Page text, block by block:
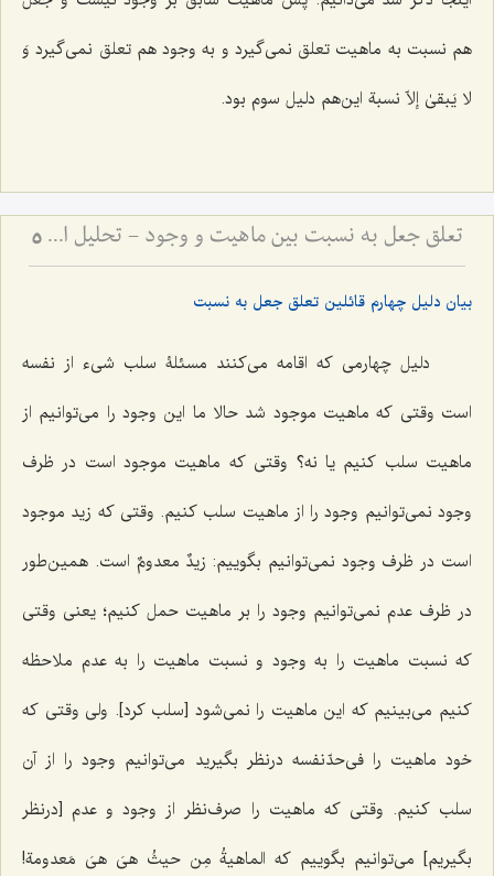
هم نسبت به ماهیت تعلق نمی‌گیرد و به وجود هم تعلق نمی‌گیرد وَ
لا یَبقیٰ إلاّ نسبة این‌هم دلیل سوم بود.
تعلق جعل به نسبت بین ماهیت و وجود - تحلیل ادله قائلین به جعل نسبت و نقد مبانی فلسفی آن 5
بیان دلیل چهارم قائلین تعلق جعل به نسبت
دلیل چهارمی که اقامه می‌کنند مسئلۀ سلب شیء از نفسه
است وقتی که ماهیت موجود شد حالا ما این وجود را می‌توانیم از
ماهیت سلب کنیم یا نه؟ وقتی که ماهیت موجود است در ظرف
وجود نمی‌توانیم وجود را از ماهیت سلب کنیم. وقتی که زید موجود
است در ظرف وجود نمی‌توانیم بگوییم: زیدٌ معدومٌ است. همین‌طور
در ظرف عدم نمی‌توانیم وجود را بر ماهیت حمل کنیم؛ یعنی وقتی
که نسبت ماهیت را به وجود و نسبت ماهیت را به عدم ملاحظه
‌کنیم می‌بینیم که این ماهیت را نمی‌شود [سلب کرد]. ولی وقتی که
خود ماهیت را فی‌حدّنفسه درنظر بگیرید می‌توانیم وجود را از آن
سلب کنیم. وقتی که ماهیت را صرف‌نظر از وجود و عدم [درنظر
بگیریم] می‌توانیم بگوییم که الماهیةُ مِن حیثُ هیَ هیَ مَعدومة!